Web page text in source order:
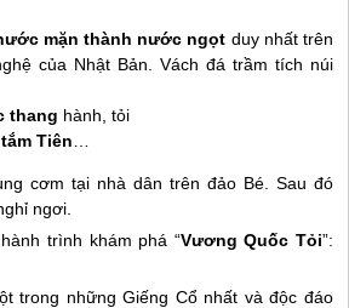
mặn thành nước ngọt duy nhất trên
của Nhật Bản. Vách đá trầm tích núi
thang hành, tỏi
Tiên
cơm tại nhà dân trên đảo Bé. Sau đó
ngơi.
trình khám phá “Vương Quốc Tỏi”:
trong những Giếng Cổ nhất và độc đáo